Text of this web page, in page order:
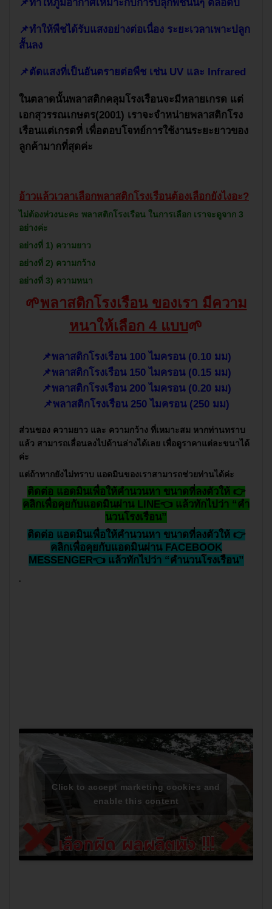
📌ทำให้ภูมิอากาศเหมาะกับการปลุกพืชนั้นๆ ตลอดปี
📌ทำให้พืชได้รับแสงอย่างต่อเนื่อง ระยะเวลาเพาะปลูก
สั้นลง
📌ตัดแสงที่เป็นอันตรายต่อพืช เช่น UV และ Infrared
ในตลาดนั้นพลาสติกคลุมโรงเรือนจะมีหลายเกรด แต่
เอกสุวรรณเกษตร(2001) เราจะจำหน่ายพลาสติกโรง
เรือนแต่เกรดที่ เพื่อตอบโจทย์การใช้งานระยะยาวของ
ลูกค้ามากที่สุดค่ะ
อ้าวแล้วเวลาเลือกพลาสติกโรงเรือนต้องเลือกยังไงอะ?
ไม่ต้องห่วงนะคะ พลาสติกโรงเรือน ในการเลือก เราจะดูจาก 3
อย่างค่ะ
อย่างที่ 1) ความยาว
อย่างที่ 2) ความกว้าง
อย่างที่ 3) ความหนา
🌱พลาสติกโรงเรือน ของเรา มีความ
หนาให้เลือก 4 แบบ🌱
📌พลาสติกโรงเรือน 100 ไมครอน (0.10 มม)
📌พลาสติกโรงเรือน150 ไมครอน (0.15 มม)
📌พลาสติกโรงเรือน 200 ไมครอน (0.20 มม)
📌พลาสติกโรงเรือน250 ไมครอน (250 มม)
ส่วนของ ความยาว และ ความกว้าง ที่เหมาะสม หากท่านทราบ
แล้ว สามารถเลื่อนลงไปด้านล่างได้เลย เพื่อดูราคาแต่ละขนาได้
ค่ะ
แต่ถ้าหากยังไม่ทราบ แอดมินของเราสามารถช่วยท่านได้ค่ะ
ติดต่อ แอดมินเพื่อให้คำนวนหา ขนาดที่ลงตัวให้ 👉
คลิกเพื่อคุยกับแอดมินผ่าน LINE👈 แล้วทักไปว่า “คำ
นวนโรงเรือน”
ติดต่อ แอดมินเพื่อให้คำนวนหา ขนาดที่ลงตัวให้ 👉
คลิกเพื่อคุยกับแอดมินผ่าน FACEBOOK
MESSENGER👈 แล้วทักไปว่า “คำนวนโรงเรือน”
.
Click to accept marketing cookies and
enable this content